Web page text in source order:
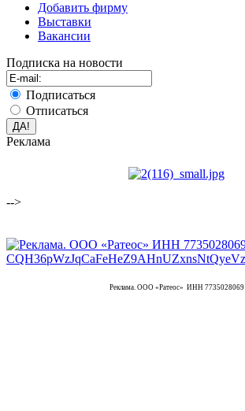
Добавить фирму
Выставки
Вакансии
Подписка на новости
Подписаться
Отписаться
Реклама
-->
Реклама. ООО «Ратеос» ИНН 7735028069